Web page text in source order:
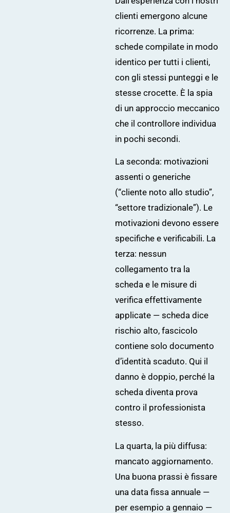
clienti emergono alcune
ricorrenze. La prima:
schede compilate in modo
identico per tutti i clienti,
con gli stessi punteggi e le
stesse crocette. È la spia
di un approccio meccanico
che il controllore individua
in pochi secondi.
La seconda: motivazioni
assenti o generiche
(“cliente noto allo studio”,
“settore tradizionale”). Le
motivazioni devono essere
specifiche e verificabili. La
terza: nessun
collegamento tra la
scheda e le misure di
verifica effettivamente
applicate — scheda dice
rischio alto, fascicolo
contiene solo documento
d’identità scaduto. Qui il
danno è doppio, perché la
scheda diventa prova
contro il professionista
stesso.
La quarta, la più diffusa:
mancato aggiornamento.
Una buona prassi è fissare
una data fissa annuale —
per esempio a gennaio —